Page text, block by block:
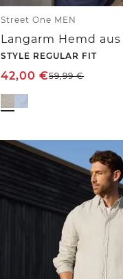
Street One MEN
Langarm Hemd
STYLE REGULAR FIT
42,00€59,99€